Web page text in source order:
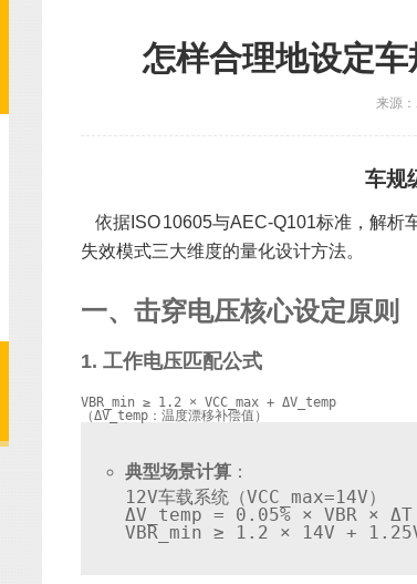
怎样合理地设定
来源
车规
依据ISO 10605与AEC-Q101标准，解析
失效模式三大维度的量化设计方法。
一、击穿电压核心设定原则
1. 工作电压匹配公式
VBR _min ≥ 1.2 × VCC_max + ΔV_temp
（ΔV_
典型场景计算 ：
12V车载系统（VCC_max=14V）
ΔV_temp = 0.05% × VBR ×